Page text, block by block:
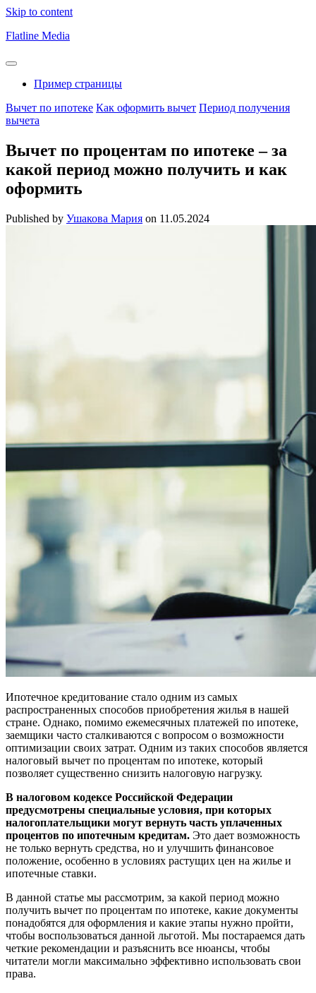
Skip to content
Flatline Media
Пример страницы
Вычет по ипотеке Как оформить вычет Период получения
вычета
Вычет по процентам по ипотеке – за
какой период можно получить и как
оформить
Published by Ушакова Мария on 11.05.2024
Ипотечное кредитование стало одним из самых
распространенных способов приобретения жилья в нашей
стране. Однако, помимо ежемесячных платежей по ипотеке,
заемщики часто сталкиваются с вопросом о возможности
оптимизации своих затрат. Одним из таких способов является
налоговый вычет по процентам по ипотеке, который
позволяет существенно снизить налоговую нагрузку.
В налоговом кодексе Российской Федерации
предусмотрены специальные условия, при которых
налогоплательщики могут вернуть часть уплаченных
процентов по ипотечным кредитам. Это дает возможность
не только вернуть средства, но и улучшить финансовое
положение, особенно в условиях растущих цен на жилье и
ипотечные ставки.
В данной статье мы рассмотрим, за какой период можно
получить вычет по процентам по ипотеке, какие документы
понадобятся для оформления и какие этапы нужно пройти,
чтобы воспользоваться данной льготой. Мы постараемся дать
четкие рекомендации и разъяснить все нюансы, чтобы
читатели могли максимально эффективно использовать свои
права.